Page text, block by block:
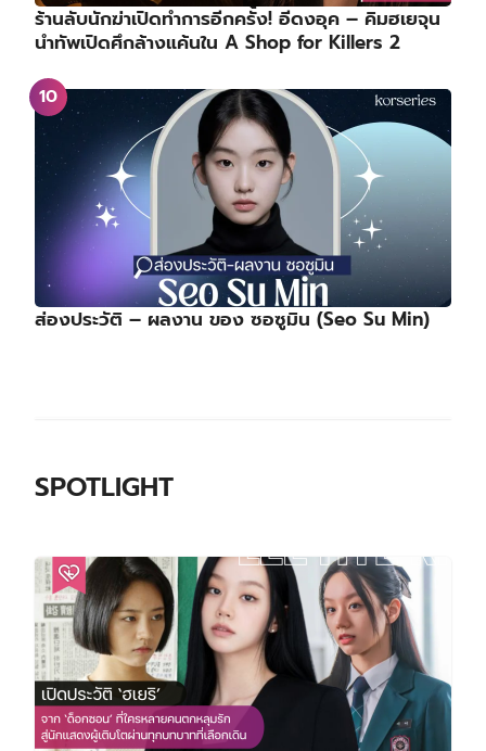
ร้านลับนักฆ่าเปิดทำการอีกครั้ง! อีดงอุค – คิมฮเยจุน
นำทัพเปิดศึกล้างแค้นใน A Shop for Killers 2
ส่องประวัติ – ผลงาน ของ ซอซูมิน (Seo Su Min)
SPOTLIGHT